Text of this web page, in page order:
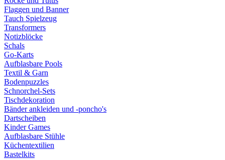
Flaggen und Banner
Tauch Spielzeug
Transformers
Notizblöcke
Schals
Go-Karts
Aufblasbare Pools
Textil & Garn
Bodenpuzzles
Schnorchel-Sets
Tischdekoration
Bänder ankleiden und -poncho's
Dartscheiben
Kinder Games
Aufblasbare Stühle
Küchentextilien
Bastelkits